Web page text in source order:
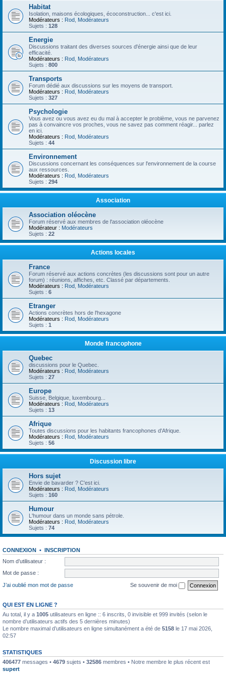
Habitat
Isolation, maisons écologiques, écoconstruction... c'est ici.
Modérateurs : Rod Modérateurs
Sujets : 128
Energie
Discussions traitant des diverses sources d'énergie ainsi que de leur
efficacité.
Modérateurs : Rod Modérateurs
Sujets : 800
Transports
Forum dédié aux discussions sur les moyens de transport.
Modérateurs : Rod Modérateurs
Sujets : 327
Psychologie
Vous avez ou vous avez eu du mal à accepter le problème, vous ne parvenez
pas à convaincre vos proches, vous ne savez pas comment réagir... parlez
en ici.
Modérateurs : Rod Modérateurs
Sujets : 44
Environnement
Discussions concernant les conséquences sur l'environnement de la course
aux ressources.
Modérateurs : Rod Modérateurs
Sujets : 294
Association
Association oléocène
Forum réservé aux membres de l'association oléocène
Modérateur : Modérateurs
Sujets : 22
Actions locales
France
Forum réservé aux actions concrètes (les discussions sont pour un autre
forum) : réunions, affiches, etc. Classé par départements.
Modérateurs : Rod Modérateurs
Sujets : 6
Etranger
Actions concrètes hors de l'hexagone
Modérateurs : Rod Modérateurs
Sujets : 1
Monde francophone
Quebec
discussions pour le Quebec.
Modérateurs : Rod Modérateurs
Sujets : 27
Europe
Suisse, Belgique, luxembourg...
Modérateurs : Rod Modérateurs
Sujets : 13
Afrique
Toutes discussions pour les habitants francophones d'Afrique.
Modérateurs : Rod Modérateurs
Sujets : 56
Discussion libre
Hors sujet
Envie de bavarder ? C'est ici.
Modérateurs : Rod Modérateurs
Sujets : 160
Humour
L'humour dans un monde sans pétrole.
Modérateurs : Rod Modérateurs
Sujets : 74
CONNEXION • INSCRIPTION
Nom d’utilisateur :
Mot de passe :
J’ai oublié mon mot de passe
Se souvenir de moi
QUI EST EN LIGNE ?
Au total, il y a 1005 utilisateurs en ligne :: 6 inscrits, 0 invisible et 999 invités (selon le
nombre d’utilisateurs actifs des 5 dernières minutes)
Le nombre maximal d’utilisateurs en ligne simultanément a été de 5158 le 17 mai 2026,
02:57
STATISTIQUES
406477 messages • 4679 sujets • 32586 membres • Notre membre le plus récent est
supert